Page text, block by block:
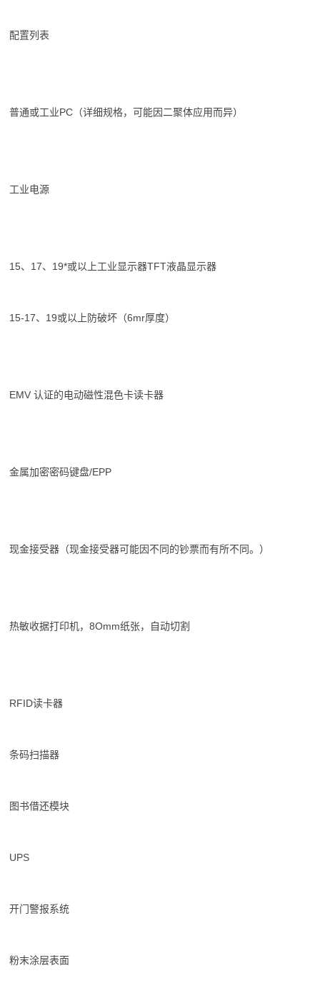
配置列表
普通或工业PC（详细规格，可能因二聚体应用而异）
工业电源
15、17、19*或以上工业显示器TFT液晶显示器
15-17、19或以上防破坏（6mr厚度）
EMV 认证的电动磁性混色卡读卡器
金属加密密码键盘/EPP
现金接受器（现金接受器可能因不同的钞票而有所不同。）
热敏收据打印机，8Omm纸张，自动切割
RFID读卡器
条码扫描器
图书借还模块
UPS
开门警报系统
粉末涂层表面